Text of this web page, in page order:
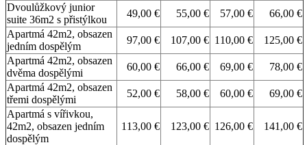
Dvoulůžkový junior
suite 36m2 s přistýlkou
49,00 € 55,00 € 57,00 €
66,00 €
Apartmá 42m2, obsazen
jedním dospělým
97,00 € 107,00 € 110,00 €
125,00 €
Apartmá 42m2, obsazen
dvěma dospělými
60,00 € 66,00 € 69,00 €
78,00 €
Apartmá 42m2, obsazen
třemi dospělými
52,00 € 58,00 € 60,00 €
69,00 €
Apartmá s vířivkou,
42m2, obsazen jedním
dospělým
113,00 € 123,00 € 126,00 € 141,00 €